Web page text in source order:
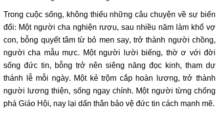
Trong cuộc sống, không thiếu những câu chuyện về sự biến
đổi: Một người cha nghiện rượu, sau nhiều năm làm khổ vợ
con, bỗng quyết tâm từ bỏ men say, trở thành người chồng,
người cha mẫu mực. Một người lười biếng, thờ ơ với đời
sống đức tin, bỗng trở nên siêng năng đọc kinh, tham dự
thánh lễ mỗi ngày. Một kẻ trộm cắp hoàn lương, trở thành
người lương thiện, sống ngay chính. Một người từng chống
phá Giáo Hội, nay lại dấn thân bảo vệ đức tin cách mạnh mẽ.